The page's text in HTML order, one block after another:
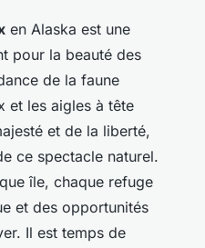
en Alaska est une
pour la beauté des
de la faune
et les aigles à tête
et de la liberté,
ce spectacle naturel.
île, chaque refuge
et des opportunités
Il est temps de